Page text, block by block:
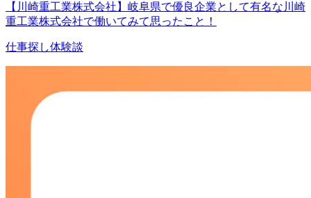
【川崎重工業株式会社】岐阜県で優良企業として有名な川崎
重工業株式会社で働いてみて思ったこと！
仕事探し体験談